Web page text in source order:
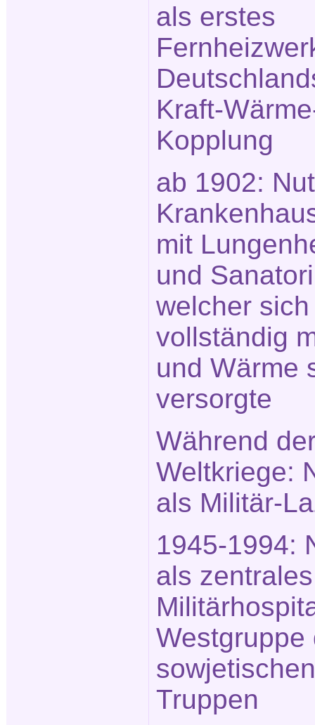
als erstes
Kraft-
Kopplung
ab 1902:
mit
und
welcher sich
vollständig
und Wärme
versorgte
Während
Weltkriege:
als Militär-
1945-1994:
als zentrales
Westgruppe
sowjetischen
Truppen